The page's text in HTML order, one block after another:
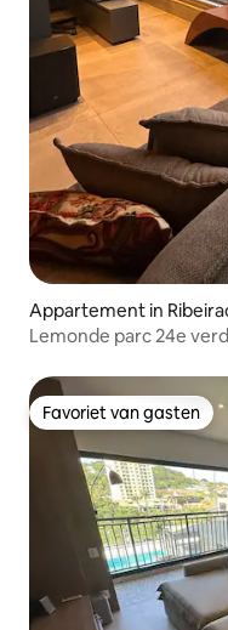
Appartement in
Lemonde parc 24e
Favoriet van gasten
Favoriet van gasten